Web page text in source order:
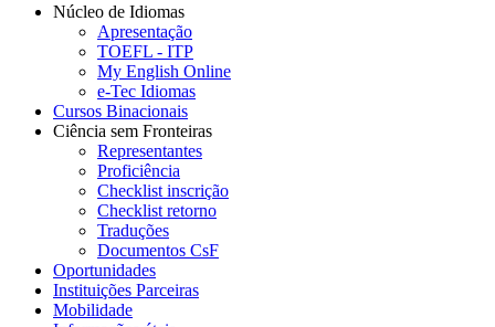
Núcleo de Idiomas
Apresentação
TOEFL - ITP
My English Online
e-Tec Idiomas
Cursos Binacionais
Ciência sem Fronteiras
Representantes
Proficiência
Checklist inscrição
Checklist retorno
Traduções
Documentos CsF
Oportunidades
Instituições Parceiras
Mobilidade